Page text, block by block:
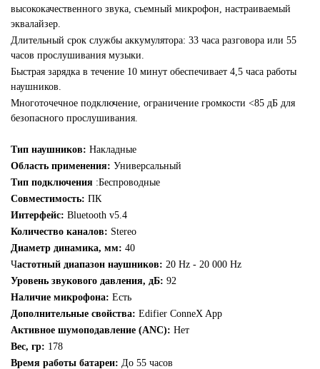
высококачественного звука, съемный микрофон, настраиваемый
эквалайзер.
Длительный срок службы аккумулятора: 33 часа разговора или 55
часов прослушивания музыки.
Быстрая зарядка в течение 10 минут обеспечивает 4,5 часа работы
наушников.
Многоточечное подключение, ограничение громкости <85 дБ для
безопасного прослушивания.
Тип наушников: Накладные
Область применения: Универсальный
Тип подключения :Беспроводные
Совместимость: ПК
Интерфейс: Bluetooth v5.4
Количество каналов: Stereo
Диаметр динамика, мм: 40
Частотный диапазон наушников: 20 Hz - 20 000 Hz
Уровень звукового давления, дБ: 92
Наличие микрофона: Есть
Дополнительные свойства: Edifier ConneX App
Активное шумоподавление (ANC): Нет
Вес, гр: 178
Время работы батареи: До 55 часов